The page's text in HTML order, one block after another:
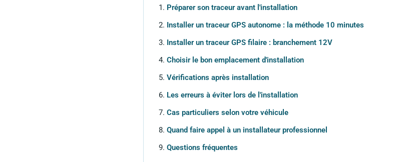
Préparer son traceur avant l'installation
Installer un traceur GPS autonome : la méthode 10 minutes
Installer un traceur GPS filaire : branchement 12V
Choisir le bon emplacement d'installation
Vérifications après installation
Les erreurs à éviter lors de l'installation
Cas particuliers selon votre véhicule
Quand faire appel à un installateur professionnel
Questions fréquentes